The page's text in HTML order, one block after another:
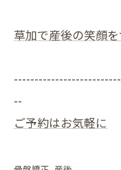
草加で産後の笑顔
--
ご予約はお気軽に